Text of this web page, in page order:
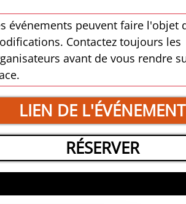
événements peuvent faire l'objet
Contactez toujours les
avant de vous rendre
LIEN DE L'ÉVÉNEMENT
RÉSERVER